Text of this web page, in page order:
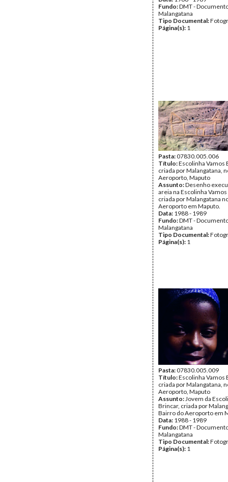
Fundo:DMT -
Malangatana
Tipo Documental:
Página(s): 1
Pasta:07830.005.006
Título:Escolinha Vamos
criada por Malangatana,
Aeroporto, Maputo
Assunto:Desenho
areia na Escolinha
criada por Malangatana
Aeroporto em Maputo.
Data: 1988 - 1989
Fundo:DMT -
Malangatana
Tipo Documental:
Página(s): 1
Pasta:07830.005.009
Título:Escolinha Vamos
criada por Malangatana,
Aeroporto, Maputo
Assunto:Jovem da
Brincar, criada por
Bairro do Aeroporto em
Data: 1988 - 1989
Fundo:DMT -
Malangatana
Tipo Documental:
Página(s): 1